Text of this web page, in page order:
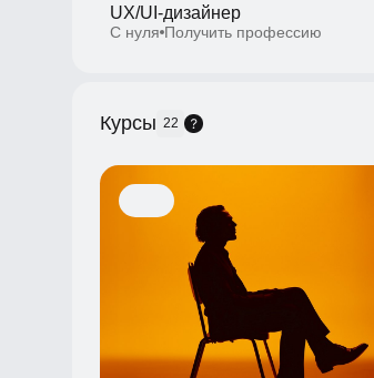
Как зарабатывать на генерации AI-
изображений
Освоить навык
16 дней